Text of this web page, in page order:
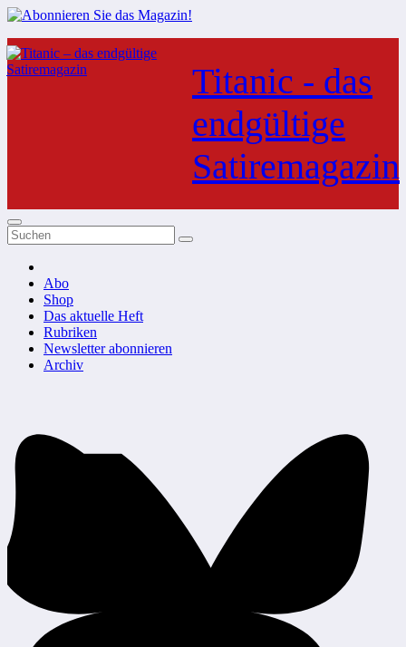
Zum
Inhalt
springen
Titanic - das
endgültige
Satiremagazin
Abo
Shop
Das aktuelle Heft
Rubriken
Newsletter abonnieren
Archiv